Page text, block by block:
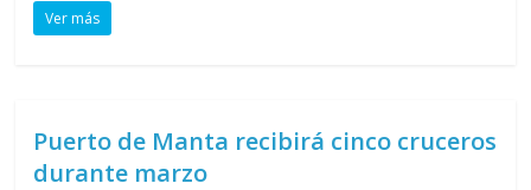
Ver más
Puerto de Manta recibirá cinco cruceros
durante marzo